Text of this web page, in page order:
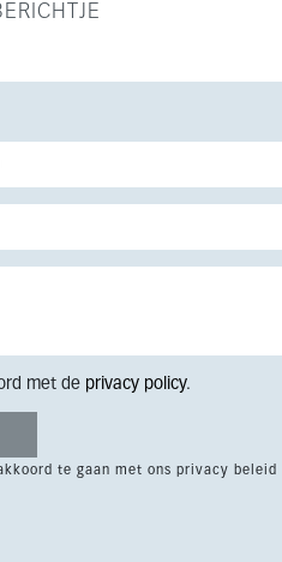
met de privacy policy.
te gaan met ons privacy beleid